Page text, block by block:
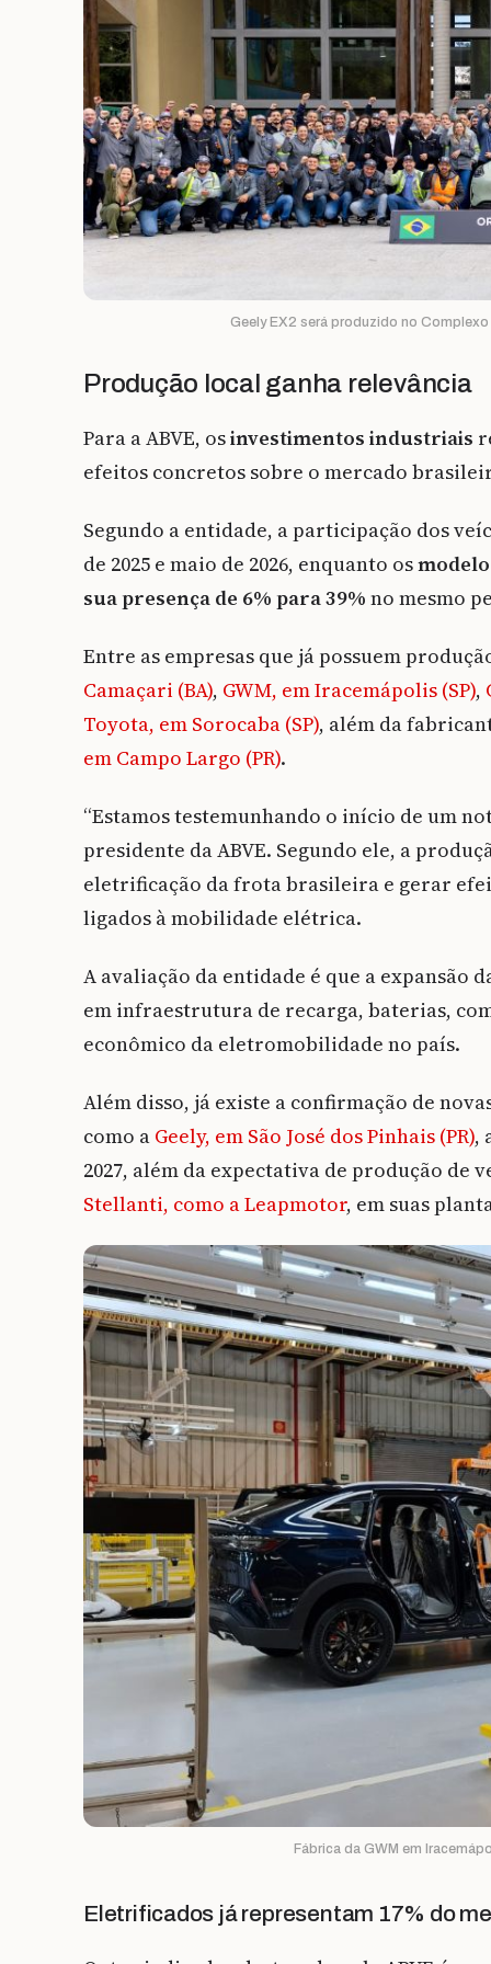
Geely EX2 será produzido no
Produção local ganha relevância
Para a ABVE, osinvestimentos industriais
efeitos concretos sobre o mercado
Segundo a entidade, a participação dos
de 2025 e maio de 2026, enquanto os
sua presença de 6% para 39% no mesmo
Entre as empresas que já possuem
Camaçari (BA), GWM, em Iracemápolis (SP),
Toyota, em Sorocaba (SP), além da
em Campo Largo (PR).
“Estamos testemunhando o início de um
presidente da ABVE. Segundo ele, a
eletrificação da frota brasileira e gerar
ligados à mobilidade elétrica.
A avaliação da entidade é que a
em infraestrutura de recarga, baterias,
econômico da eletromobilidade no país.
Além disso, já existe a confirmação de
como a Geely, em São José dos Pinhais (PR),
2027, além da expectativa de produção de
Stellanti, como a Leapmotor, em suas
Fábrica da GWM em
Eletrificados já representam 17% do